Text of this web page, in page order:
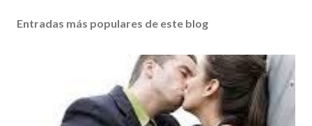
Entradas más populares de este blog